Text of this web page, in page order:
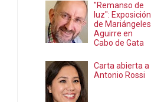
"Remanso de
luz": Exposición
de Mariángeles
Aguirre en
Cabo de Gata
Carta abierta a
Antonio Rossi